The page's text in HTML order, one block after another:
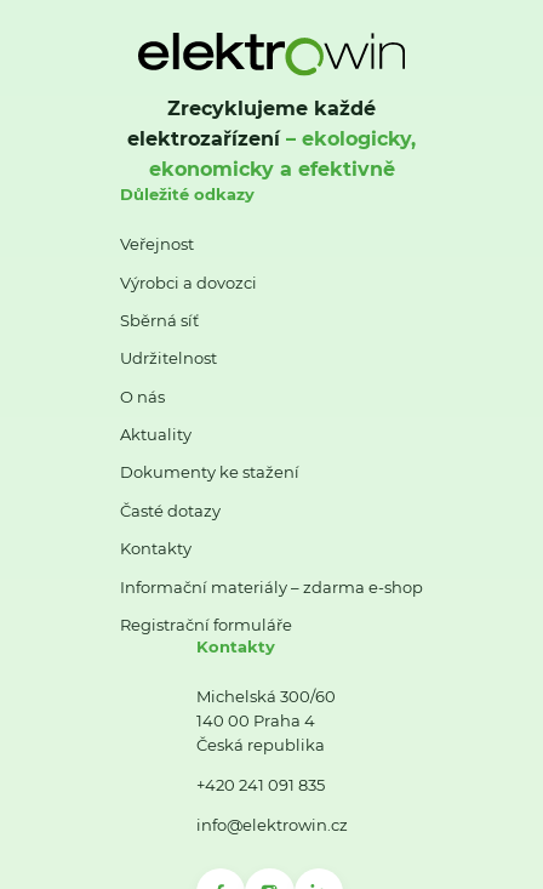
Zrecyklujeme každé
elektrozařízení– ekologicky,
ekonomicky a efektivně
Důležité odkazy
Veřejnost
Výrobci a dovozci
Sběrná síť
Udržitelnost
O nás
Aktuality
Dokumenty ke stažení
Časté dotazy
Kontakty
Informační materiály – zdarma e-shop
Registrační formuláře
Kontakty
Michelská 300/60
140 00 Praha 4
Česká republika
+420 241 091 835
info@elektrowin.cz